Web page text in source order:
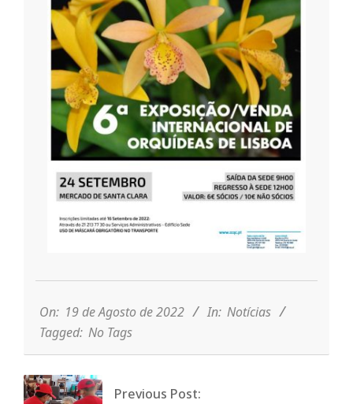
Q
u
19
On: 19 de Agosto de 2022 In: Notícias
Tagged: No Tags
Previous Post: